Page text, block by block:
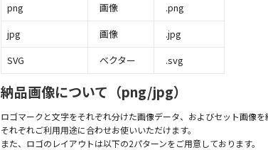
png
画像
.png
jpg
画像
.jpg
SVG
ベクター .svg
納品画像について（png/jpg）
ロゴマークと文字をそれぞれ分けた画像データ、およびセット画像を
それぞれご利用用途に合わせお使いいただけます。
また、ロゴのレイアウトは以下の2パターンをご用意しております。